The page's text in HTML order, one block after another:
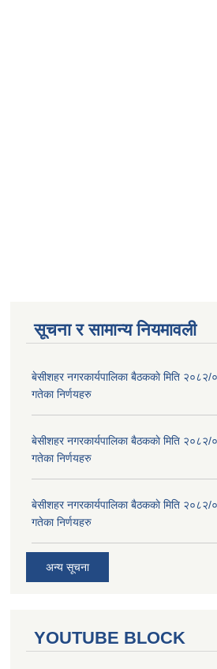
सूचना र सामान्य नियमावली
बे‍‍सीशहर नगरकार्यपालिका बैठककाे मिति
गतेका निर्णयहरु
बे‍‍सीशहर नगरकार्यपालिका बैठककाे मिति
गतेका निर्णयहरु
बे‍‍सीशहर नगरकार्यपालिका बैठककाे मिति
गतेका निर्णयहरु
अन्य सूचना
YOUTUBE BLOCK